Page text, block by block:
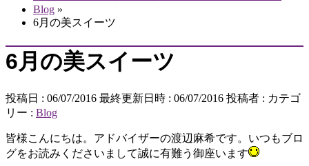
Blog »
6月の美スイーツ
6月の美スイーツ
投稿日 : 06/07/2016 最終更新日時 : 06/07/2016 投稿者 : カテゴ
リー : Blog
皆様こんにちは。アドバイザーの渡辺麻希です。いつもブロ
グをお読みくださいまして誠に有難う御座います